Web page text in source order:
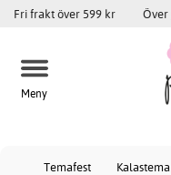
Fri frakt över 599 kr Över
Meny
Temafest Kalastema